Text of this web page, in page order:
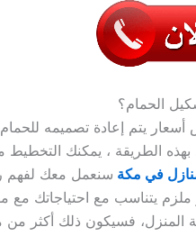
الحمام؟
يتم إعادة تصميمه
بهذه الطريقة ، يمكنك
في مكة سنعمل معك لفهم
ملزم يتناسب مع احتياجاتك مع
المنزل، فسيكون ذلك أكثر من